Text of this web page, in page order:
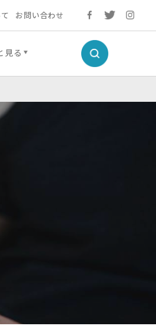
お問い合わせ
見る